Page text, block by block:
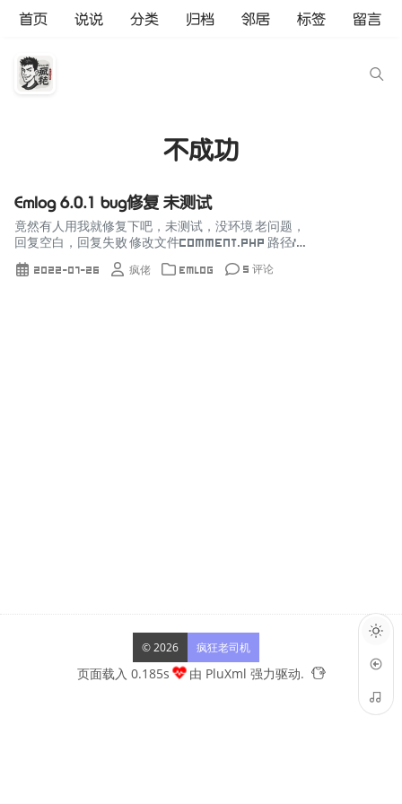
首页 说说 分类 归档 邻居 标签 留言
不成功
Emlog 6.0.1 bug修复 未测试
竟然有人用我就修复下吧，未测试，没环境 老问题，
回复空白，回复失败 修改文件comment.php 路径/a
dmin/comment.php 大概124行 if(REPLY_MAIL ==
'Y') ...2022-07-26 疯佬 Emlog 5 评论
© 2026 疯狂老司机
页面载入 0.185s 由 PluXml 强力驱动.